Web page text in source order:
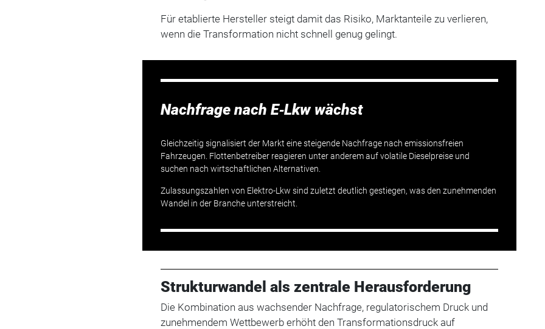
Für etablierte Hersteller steigt damit das Risiko, Marktanteile zu verlieren,
wenn die Transformation nicht schnell genug gelingt.
Nachfrage nach E‑Lkw wächst
Gleichzeitig signalisiert der Markt eine steigende Nachfrage nach emissionsfreien
Fahrzeugen. Flottenbetreiber reagieren unter anderem auf volatile Dieselpreise und
suchen nach wirtschaftlichen Alternativen.
Zulassungszahlen von Elektro-Lkw sind zuletzt deutlich gestiegen, was den zunehmenden
Wandel in der Branche unterstreicht.
Strukturwandel als zentrale Herausforderung
Die Kombination aus wachsender Nachfrage, regulatorischem Druck und
zunehmendem Wettbewerb erhöht den Transformationsdruck auf